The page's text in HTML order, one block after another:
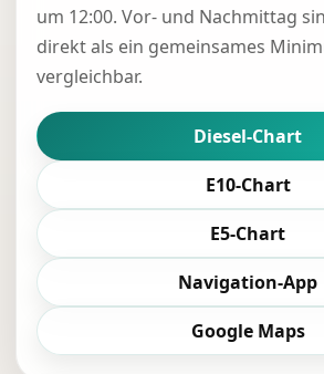
um 12:00. Vor- und Nachmittag
direkt als ein gemeinsames
vergleichbar.
Diesel-Chart
E10-Chart
E5-Chart
Navigation-App
Google Maps